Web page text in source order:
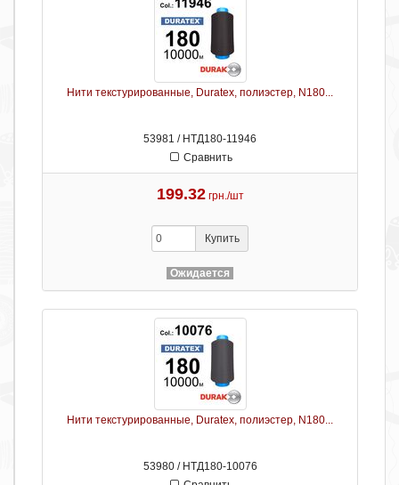
Нити текстурированные, Duratex, полиэстер, N180...
53981 / НТД180-11946
Сравнить
199.32 грн./шт
Купить
Ожидается
Нити текстурированные, Duratex, полиэстер, N180...
53980 / НТД180-10076